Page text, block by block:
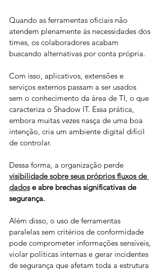
Quando as ferramentas oficiais não
atendem plenamente às necessidades dos
times, os colaboradores acabam
buscando alternativas por conta própria.
Com isso, aplicativos, extensões e
serviços externos passam a ser usados
sem o conhecimento da área de TI, o que
caracteriza o Shadow IT. Essa prática,
embora muitas vezes nasça de uma boa
intenção, cria um ambiente digital difícil
de controlar.
Dessa forma, a organização perde
visibilidade sobre seus próprios fluxos de
dados e abre brechas significativas de
segurança.
Além disso, o uso de ferramentas
paralelas sem critérios de conformidade
pode comprometer informações sensíveis,
violar políticas internas e gerar incidentes
de segurança que afetam toda a estrutura